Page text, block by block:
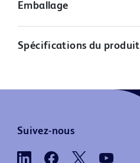
Emballage
Spécifications du produit
Suivez-nous